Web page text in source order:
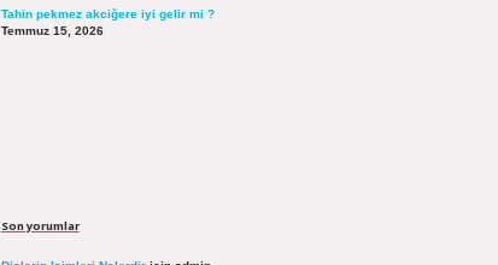
Tahin pekmez akciğere iyi gelir mi ?
Temmuz 15, 2026
Son yorumlar